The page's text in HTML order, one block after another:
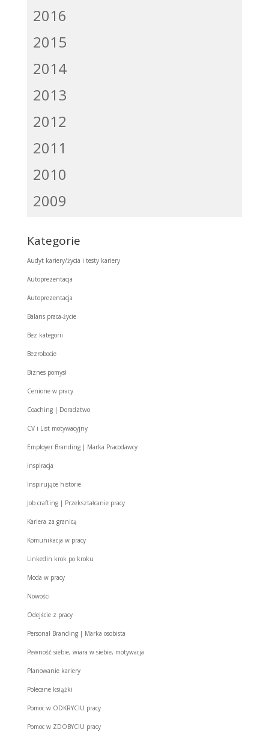
2016
2015
2014
2013
2012
2011
2010
2009
Kategorie
Audyt kariery/życia i testy kariery
Autoprezentacja
Autoprezentacja
Balans praca-życie
Bez kategorii
Bezrobocie
Biznes pomysł
Cenione w pracy
Coaching | Doradztwo
CV i List motywacyjny
Employer Branding | Marka Pracodawcy
inspiracja
Inspirujące historie
Job crafting | Przekształcanie pracy
Kariera za granicą
Komunikacja w pracy
Linkedin krok po kroku
Moda w pracy
Nowości
Odejście z pracy
Personal Branding | Marka osobista
Pewność siebie, wiara w siebie, motywacja
Planowanie kariery
Polecane książki
Pomoc w ODKRYCIU pracy
Pomoc w ZDOBYCIU pracy